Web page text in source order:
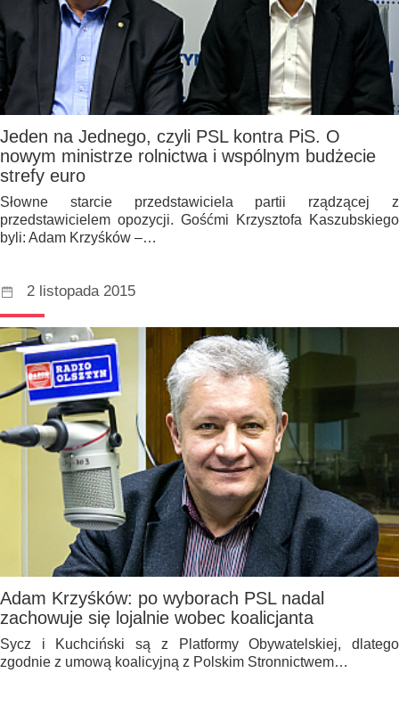
Jeden na Jednego, czyli PSL kontra PiS. O
nowym ministrze rolnictwa i wspólnym budżecie
strefy euro
Słowne starcie przedstawiciela partii rządzącej z
przedstawicielem opozycji. Gośćmi Krzysztofa Kaszubskiego
byli: Adam Krzyśków –…
2 listopada 2015
Adam Krzyśków: po wyborach PSL nadal
zachowuje się lojalnie wobec koalicjanta
Sycz i Kuchciński są z Platformy Obywatelskiej, dlatego
zgodnie z umową koalicyjną z Polskim Stronnictwem…